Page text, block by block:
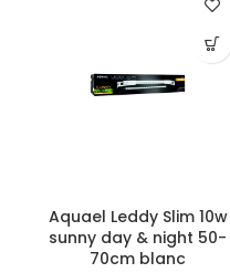
Aquael Leddy Slim 10w
sunny day & night 50-
70cm blanc